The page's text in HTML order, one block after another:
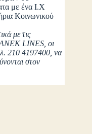
με ένα Ι.Χ
Κοινωνικού
με τις
LINES, οι
210 4197400, να
στον